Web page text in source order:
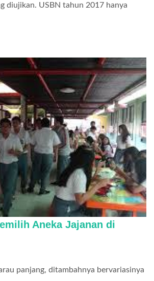
diujikan. USBN tahun 2017 hanya
Aneka Jajanan di
panjang, ditambahnya bervariasinya